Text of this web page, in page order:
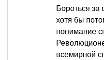
Бороться за
хотя бы
понимание
всемирной